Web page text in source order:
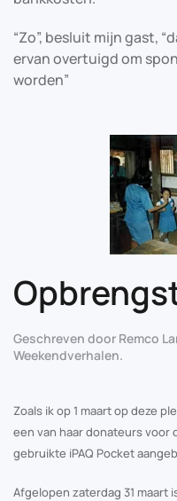
“Zo”, besluit mijn gast,
ervan overtuigd om
worden”
Geschreven door Remco
Weekendverhalen.
Zoals ik op 1 maart op deze
een van haar donateurs
gebruikte iPAQ Pocket
Afgelopen zaterdag 31 maart